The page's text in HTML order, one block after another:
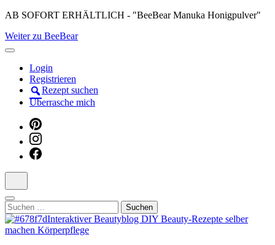
Skip
content
(Press
AB SOFORT ERHÄLTLICH - "BeeBear Manuka Honigpulver"
Weiter zu BeeBear
Login
Registrieren
Rezept suchen
Überrasche mich
Suchen
nach: